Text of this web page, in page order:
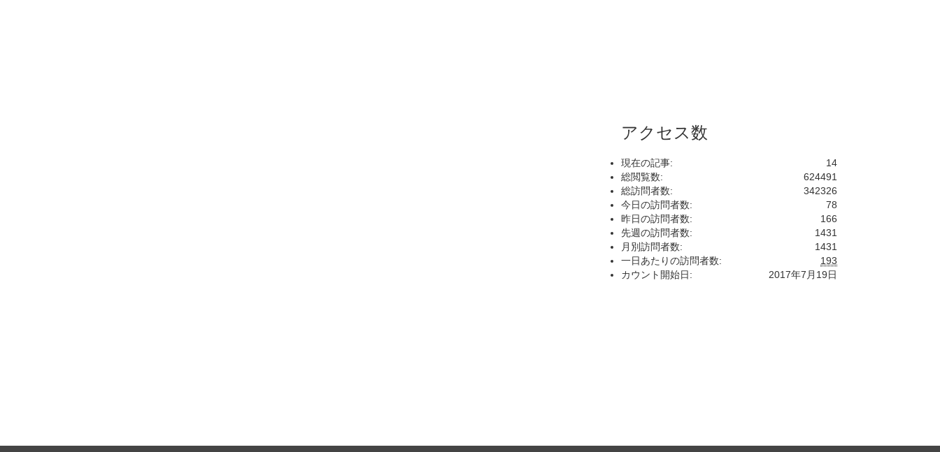
アクセス数
14
現在の記事:
624491
総閲覧数:
342326
総訪問者数:
78
今日の訪問者数:
166
昨日の訪問者数:
1431
先週の訪問者数:
1431
月別訪問者数:
193
一日あたりの訪問者数:
2017年7月19日
カウント開始日: